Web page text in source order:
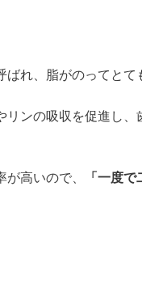
れ、脂がのってとて
リンの吸収を促進し
高いので、 「一度で